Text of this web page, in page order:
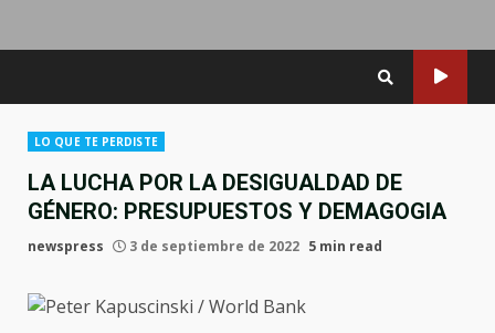
LO QUE TE PERDISTE
LA LUCHA POR LA DESIGUALDAD DE
GÉNERO: PRESUPUESTOS Y DEMAGOGIA
newspress 3 de septiembre de 2022 5 min read